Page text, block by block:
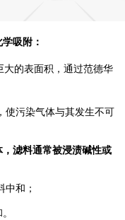
吸附：
大的表面积，通过范德华
使污染气体与其发生不可
滤料通常被浸渍碱性或
中和；